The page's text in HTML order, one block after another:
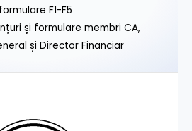
formulare F1-F5
și formulare membri CA,
și Director Financiar